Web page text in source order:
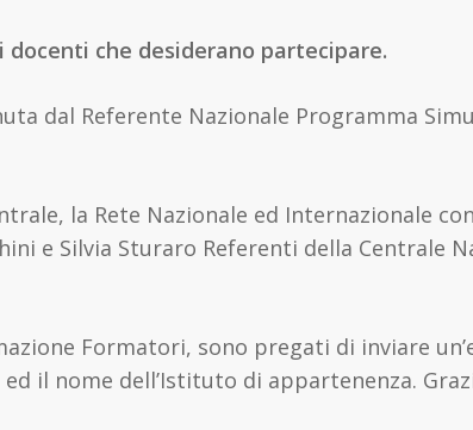
che desiderano partecipare.
dal Referente Nazionale Programma
la Rete Nazionale ed Internazionale
e Silvia Sturaro Referenti della Centrale
Formatori, sono pregati di inviare
il nome dell’Istituto di appartenenza.